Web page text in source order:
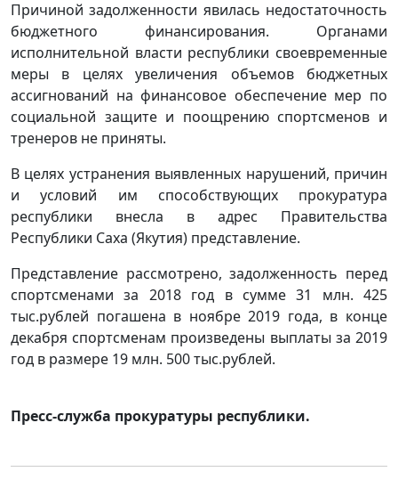
Причиной задолженности явилась недостаточность
бюджетного финансирования. Органами
исполнительной власти республики своевременные
меры в целях увеличения объемов бюджетных
ассигнований на финансовое обеспечение мер по
социальной защите и поощрению спортсменов и
тренеров не приняты.
В целях устранения выявленных нарушений, причин
и условий им способствующих прокуратура
республики внесла в адрес Правительства
Республики Саха (Якутия) представление.
Представление рассмотрено, задолженность перед
спортсменами за 2018 год в сумме 31 млн. 425
тыс.рублей погашена в ноябре 2019 года, в конце
декабря спортсменам произведены выплаты за 2019
год в размере 19 млн. 500 тыс.рублей.
Пресс-служба прокуратуры республики.